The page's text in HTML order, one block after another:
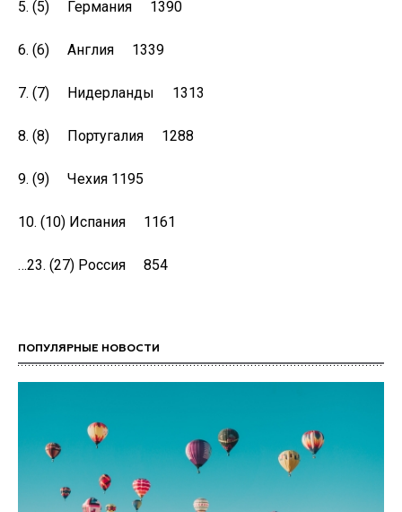
5. (5) Германия 1390
6. (6) Англия 1339
7. (7) Нидерланды 1313
8. (8) Португалия 1288
9. (9) Чехия 1195
10. (10) Испания 1161
…23. (27) Россия 854
ПОПУЛЯРНЫЕ НОВОСТИ